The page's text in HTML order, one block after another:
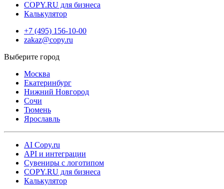
После выполнения заказа доступна бесплатная доставка в
выдачи Copy.ru. Также возможна отправка через СДЭК — в
пункты выдачи или курьером до двери. Для срочных задач
предусмотрена курьерская доставка в день заказа, что позволяет
Copy.ru обеспечивает стабильное качество и быстрые сроки
выполнения, что делает печать на пенокартоне надежным
решением для рекламы, оформления и презентационных задач.
COPY.RU для бизнеса
Калькулятор
+7 (495) 156-10-00
zakaz@copy.ru
Москва
Екатеринбург
Нижний Новгород
Сочи
Тюмень
Ярославль
AI Copy.ru
API и интеграции
Сувениры с логотипом
COPY.RU для бизнеса
Калькулятор